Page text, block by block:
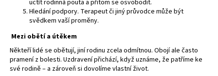
uctít rodinná pouta a přitom se osvobodit.
Hledání podpory. Terapeut či jiný průvodce může být
svědkem vaší proměny.
Mezi obětí a útěkem
Někteří lidé se obětují, jiní rodinu zcela odmítnou. Obojí ale často
pramení z bolesti. Uzdravení přichází, když uznáme, že patříme ke
své rodině – a zároveň si dovolíme vlastní život.